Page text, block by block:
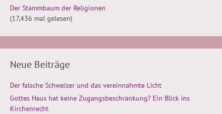
Der Stammbaum der Religionen
(17,436 mal gelesen)
Neue Beiträge
Der falsche Schweizer und das vereinnahmte Licht
Gottes Haus hat keine Zugangsbeschränkung? Ein Blick ins
Kirchenrecht